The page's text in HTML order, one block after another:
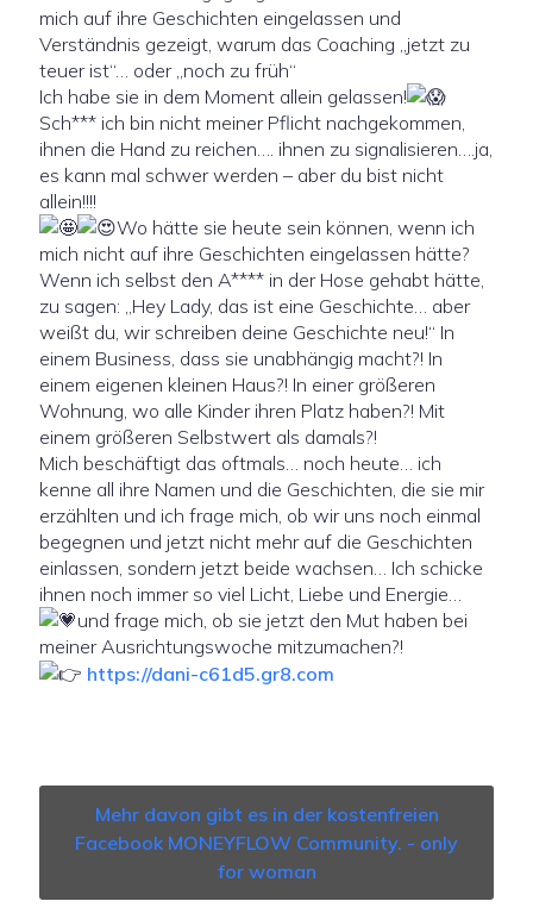
mich auf ihre Geschichten eingelassen und
Verständnis gezeigt, warum das Coaching „jetzt zu
teuer ist“… oder „noch zu früh“
Ich habe sie in dem Moment allein gelassen!
Sch*** ich bin nicht meiner Pflicht nachgekommen,
ihnen die Hand zu reichen…. ihnen zu signalisieren….ja,
es kann mal schwer werden – aber du bist nicht
allein!!!!
Wo hätte sie heute sein können, wenn ich
mich nicht auf ihre Geschichten eingelassen hätte?
Wenn ich selbst den A**** in der Hose gehabt hätte,
zu sagen: „Hey Lady, das ist eine Geschichte… aber
weißt du, wir schreiben deine Geschichte neu!“ In
einem Business, dass sie unabhängig macht?! In
einem eigenen kleinen Haus?! In einer größeren
Wohnung, wo alle Kinder ihren Platz haben?! Mit
einem größeren Selbstwert als damals?!
Mich beschäftigt das oftmals… noch heute… ich
kenne all ihre Namen und die Geschichten, die sie mir
erzählten und ich frage mich, ob wir uns noch einmal
begegnen und jetzt nicht mehr auf die Geschichten
einlassen, sondern jetzt beide wachsen… Ich schicke
ihnen noch immer so viel Licht, Liebe und Energie…
und frage mich, ob sie jetzt den Mut haben bei
meiner Ausrichtungswoche mitzumachen?!
https://dani-c61d5.gr8.com
Mehr davon gibt es in der kostenfreien
Facebook MONEYFLOW Community. - only
for woman